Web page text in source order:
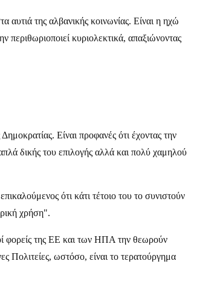
αυτιά της αλβανικής κοινωνίας. Είναι η ηχώ
περιθωριοποιεί κυριολεκτικά, απαξιώνοντας
Είναι προφανές ότι έχοντας την
δικής του επιλογής αλλά και πολύ χαμηλού
ότι κάτι τέτοιο του το συνιστούν
χρήση".
φορείς της ΕΕ και των ΗΠΑ την θεωρούν
Πολιτείες, ωστόσο, είναι το τερατούργημα